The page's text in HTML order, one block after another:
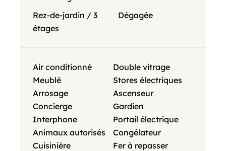
Rez-de-jardin / 3
étages
Dégagée
Air conditionné
Double vitrage
Meublé
Stores électriques
Arrosage
Ascenseur
Concierge
Gardien
Interphone
Portail électrique
Animaux autorisés
Congélateur
Cuisinière
Fer à repasser